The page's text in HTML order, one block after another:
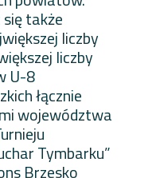
także
liczby
liczby
U-8
łącznie
województwa
Tymbarku”
Brzesko